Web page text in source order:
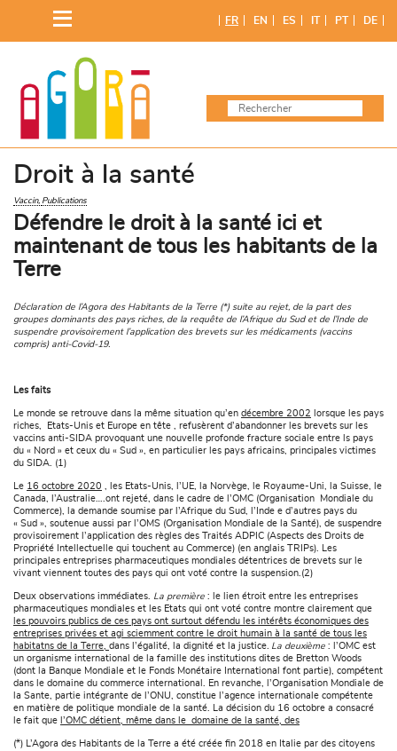
content
FR EN ES IT PT DE
Droit à la santé
Vaccin Publications
Défendre le droit à la santé ici et
maintenant de tous les habitants de la
Terre
Déclaration de l’Agora des Habitants de la Terre (*) suite au rejet, de la part des
groupes dominants des pays riches, de la requête de l’Afrique du Sud et de l’Inde de
suspendre provisoirement l’application des brevets sur les médicaments (vaccins
compris) anti-Covid-19.
Les faits
Le monde se retrouve dans la même situation qu’en décembre 2002 lorsque les pays
riches, Etats-Unis et Europe en tête , refusèrent d’abandonner les brevets sur les
vaccins anti-SIDA provoquant une nouvelle profonde fracture sociale entre ls pays
du « Nord » et ceux du « Sud », en particulier les pays africains, principales victimes
du SIDA. (1)
Le 16 octobre 2020 , les Etats-Unis, l’UE, la Norvège, le Royaume-Uni, la Suisse, le
Canada, l’Australie….ont rejeté, dans le cadre de l’OMC (Organisation Mondiale du
Commerce), la demande soumise par l’Afrique du Sud, l’Inde e d’autres pays du
« Sud », soutenue aussi par l’OMS (Organisation Mondiale de la Santé), de suspendre
provisoirement l’application des règles des Traités ADPIC (Aspects des Droits de
Propriété Intellectuelle qui touchent au Commerce) (en anglais TRIPs). Les
principales entreprises pharmaceutiques mondiales détentrices de brevets sur le
vivant viennent toutes des pays qui ont voté contre la suspension.(2)
Deux observations immédiates. La première : le lien étroit entre les entreprises
pharmaceutiques mondiales et les Etats qui ont voté contre montre clairement que
les pouvoirs publics de ces pays ont surtout défendu les intérêts économiques des
entreprises privées et agi sciemment contre le droit humain à la santé de tous les
habitatns de la Terre, dans l’égalité, la dignité et la justice. La deuxième : l’OMC est
un organisme international de la famille des institutions dites de Bretton Woods
(dont la Banque Mondiale et le Fonds Monétaire International font partie), compétent
dans le domaine du commerce international. En revanche, l’Organisation Mondiale de
la Sante, partie intégrante de l’ONU, constitue l’agence internationale compétente
en matière de politique mondiale de la santé. La décision du 16 octobre a consacré
le fait que l’OMC détient, même dans le domaine de la santé, des
(*) L’Agora des Habitants de la Terre a été créée fin 2018 en Italie par des citoyens